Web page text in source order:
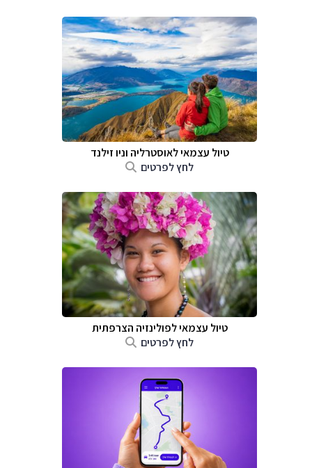
טיול עצמאי לאוסטרליה וניו זילנד
לחץ לפרטים
טיול עצמאי לפולינזיה הצרפתית
לחץ לפרטים